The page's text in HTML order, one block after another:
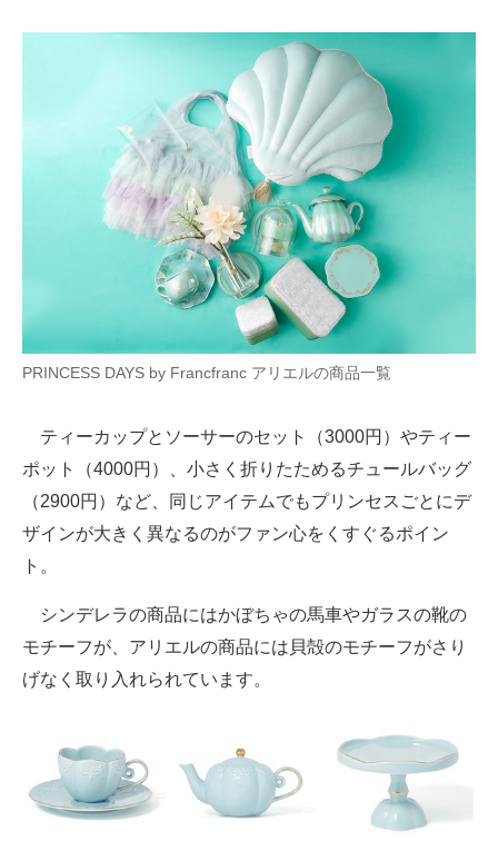
PRINCESS DAYS by Francfranc アリエルの商品一覧
ティーカップとソーサーのセット（3000円）やティー
ポット（4000円）、小さく折りたためるチュールバッグ
（2900円）など、同じアイテムでもプリンセスごとにデ
ザインが大きく異なるのがファン心をくすぐるポイン
ト。
シンデレラの商品にはかぼちゃの馬車やガラスの靴の
モチーフが、アリエルの商品には貝殻のモチーフがさり
げなく取り入れられています。